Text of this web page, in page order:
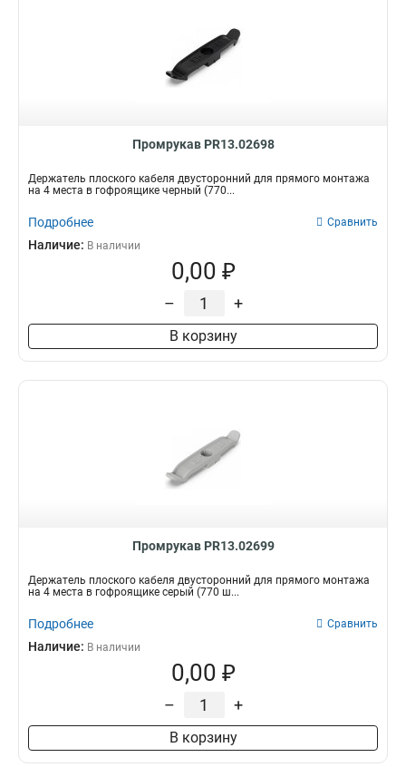
Промрукав PR13.02698
Держатель плоского кабеля двусторонний для прямого монтажа
на 4 места в гофроящике черный (770...
Подробнее Сравнить
Наличие: В наличии
0,00 ₽
– +
В корзину
Промрукав PR13.02699
Держатель плоского кабеля двусторонний для прямого монтажа
на 4 места в гофроящике серый (770 ш...
Подробнее Сравнить
Наличие: В наличии
0,00 ₽
– +
В корзину